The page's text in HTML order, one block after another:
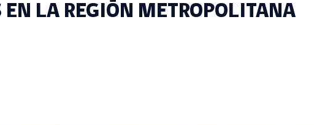
LA REGIÓN METROPOLITANA